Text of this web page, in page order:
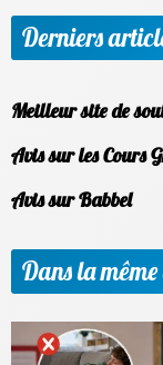
Derniers
Meilleur site de
Avis sur les Cours
Avis sur Babbel
Dans la